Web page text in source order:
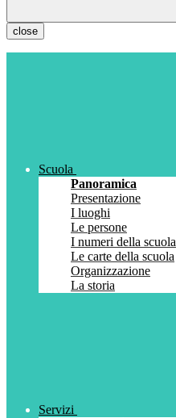
close
Scuola
Panoramica
Presentazione
I luoghi
Le persone
I numeri della scuola
Le carte della scuola
Organizzazione
La storia
Servizi